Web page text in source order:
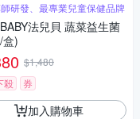
研發、最專業兒童保健品牌
法兒貝 蔬菜益生菌
盒)
$1,480
殺
券
加入購物車